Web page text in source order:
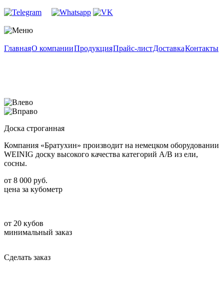
ГлавнаяО компанииПродукцияПрайс-листДоставкаКонтакты
Доска строганная
Компания «Братухин» производит на немецком оборудовании
WEINIG доску высокого качества категорий А/В из ели,
сосны.
от 8 000 руб.
цена за кубометр
от 20 кубов
минимальный заказ
Сделать заказ